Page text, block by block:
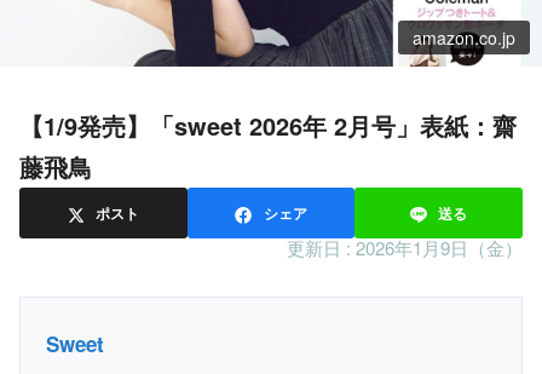
amazon.co.jp
【1/9発売】「sweet 2026年 2月号」表紙：齋
藤飛鳥
ポスト シェア 送る
更新日 : 2026年1月9日（金）
Sweet